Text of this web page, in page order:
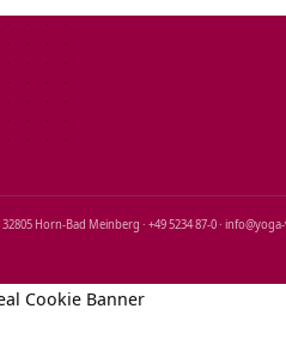
Horn‑Bad Meinberg · +49 5234 87‑0 ·
Cookie Banner